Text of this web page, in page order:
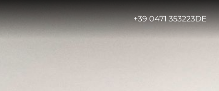
+39 0471 353223DE